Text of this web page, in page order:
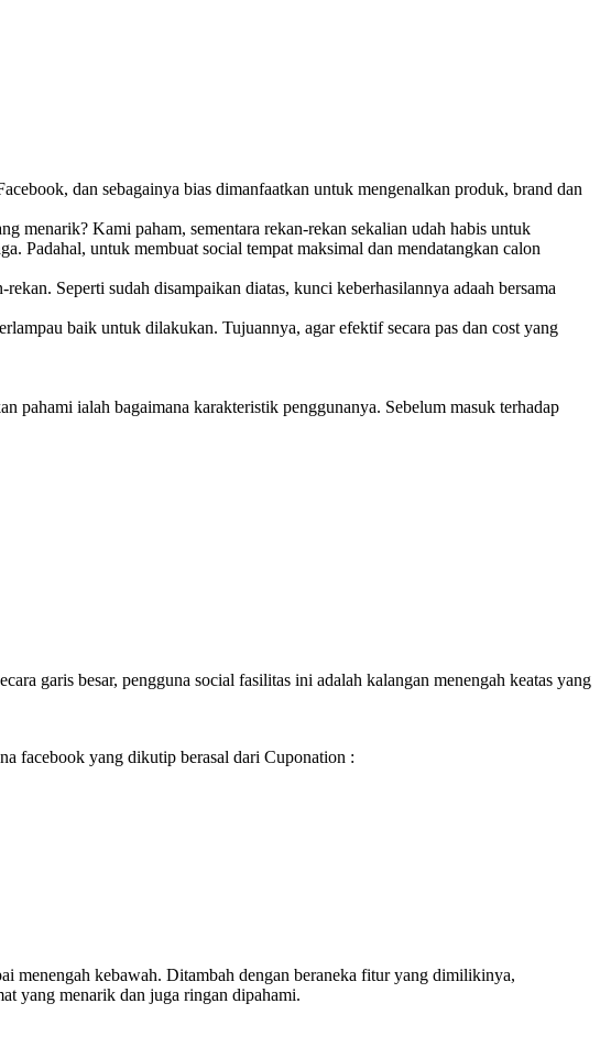
dan sebagainya bias dimanfaatkan untuk mengenalkan produk, brand dan
menarik? Kami paham, sementara rekan-rekan sekalian udah habis untuk
Padahal, untuk membuat social tempat maksimal dan mendatangkan calon
Seperti sudah disampaikan diatas, kunci keberhasilannya adaah bersama
baik untuk dilakukan. Tujuannya, agar efektif secara pas dan cost yang
pahami ialah bagaimana karakteristik penggunanya. Sebelum masuk terhadap
garis besar, pengguna social fasilitas ini adalah kalangan menengah keatas yang
facebook yang dikutip berasal dari Cuponation :
menengah kebawah. Ditambah dengan beraneka fitur yang dimilikinya,
yang menarik dan juga ringan dipahami.